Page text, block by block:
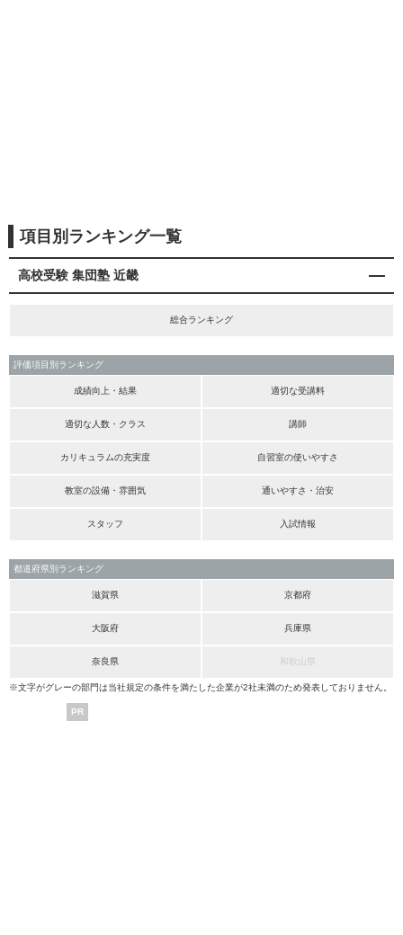
項目別ランキング一覧
高校受験 集団塾 近畿
総合ランキング
評価項目別ランキング
成績向上・結果 適切な受講料
適切な人数・クラス 講師
カリキュラムの充実度 自習室の使いやすさ
教室の設備・雰囲気 通いやすさ・治安
スタッフ 入試情報
都道府県別ランキング
滋賀県 京都府
大阪府 兵庫県
奈良県 和歌山県
※文字がグレーの部門は当社規定の条件を満たした企業が2社未満のため発表しておりません。
PR